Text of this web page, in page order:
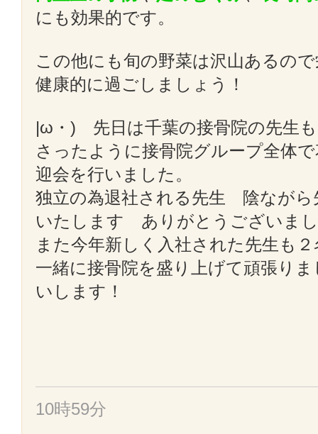
にも効果的です。
この他にも旬の野菜は沢山あるの
健康的に過ごしましょう！
|ω・) 先日は千葉の接骨院の先生
さったように接骨院グループ全体
迎会を行いました。
独立の為退社される先生 陰ながら
いたします ありがとうございま
また今年新しく入社された先生も
一緒に接骨院を盛り上げて頑張り
いします！
10時59分